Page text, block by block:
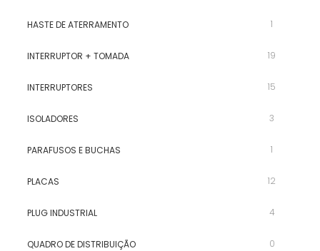
HASTE DE ATERRAMENTO 1
INTERRUPTOR + TOMADA 19
INTERRUPTORES 15
ISOLADORES 3
PARAFUSOS E BUCHAS 1
PLACAS 12
PLUG INDUSTRIAL 4
QUADRO DE DISTRIBUIÇÃO 0